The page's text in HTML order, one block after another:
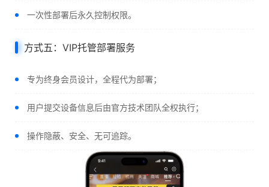
一次性部署后永久控制权限。
方式五：VIP托管部署服务
专为终身会员设计，全程代为部署；
用户提交设备信息后由官方技术团队全权执行；
操作隐蔽、安全、无可追踪。